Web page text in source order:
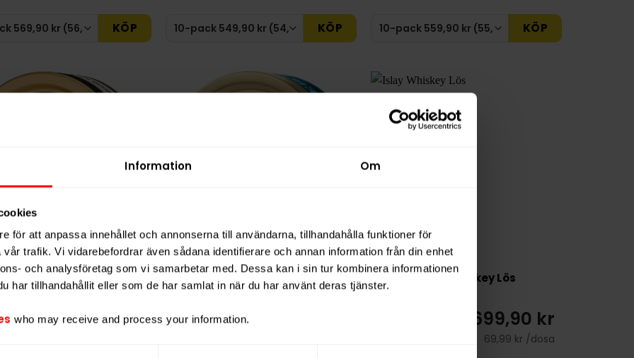
Information Om
för att anpassa innehållet och annonserna till användarna, tillhandahålla funktioner för
trafik. Vi vidarebefordrar även sådana identifierare och annan information från din enhet
och analysföretag som vi samarbetar med. Dessa kan i sin tur kombinera informationen
har tillhandahållit eller som de har samlat in när du har använt deras tjänster.
who may receive and process your information.
KÖP KÖP KÖP
Extra Strong Lös
559,90 kr
Göteborgs Prima Fint Lös Islay Whiskey Lös
699,90 kr
69,99 kr /dosa